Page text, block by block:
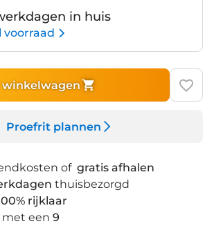
in huis
voorraad
winkelwagen
Proefrit plannen
of gratis afhalen
thuisbezorgd
rijklaar
met een 9